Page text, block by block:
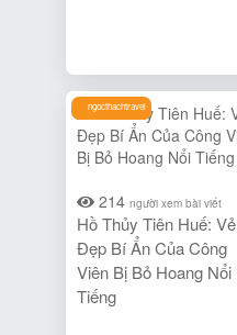
ngocthachtravel
214 người xem bài viết
Hồ Thủy Tiên Huế: Vẻ
Đẹp Bí Ẩn Của Công
Viên Bị Bỏ Hoang Nổi
Tiếng